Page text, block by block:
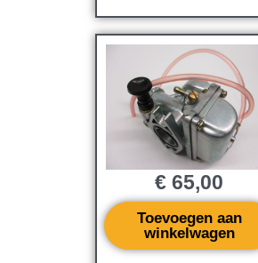
€ 65,00
Toevoegen aan
winkelwagen